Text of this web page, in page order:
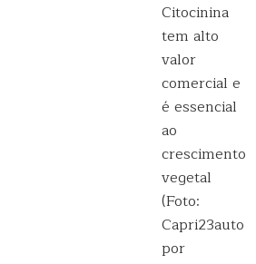
Citocinina
tem alto
valor
comercial e
é essencial
ao
crescimento
vegetal
(Foto:
Capri23auto
por